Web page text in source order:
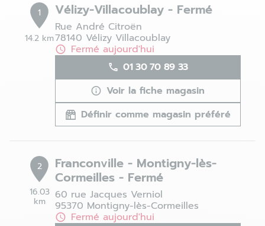
1
14.2 km
Vélizy-Villacoublay - Fermé
Rue André Citroën
78140 Vélizy Villacoublay
Fermé aujourd'hui
01 30 70 89 33
Voir la fiche magasin
Définir comme magasin préféré
2
16.03
km
Franconville - Montigny-lès-
Cormeilles - Fermé
60 rue Jacques Verniol
95370 Montigny-lès-Cormeilles
Fermé aujourd'hui